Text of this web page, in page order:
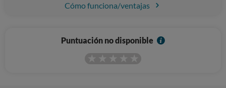
Cómo funciona/ventajas
Puntuación no disponible
I